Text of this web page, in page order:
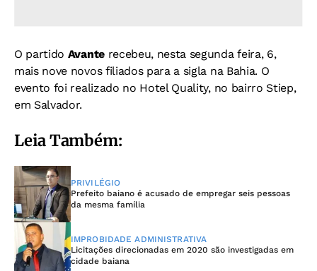
O partido Avante recebeu, nesta segunda feira, 6,
mais nove novos filiados para a sigla na Bahia. O
evento foi realizado no Hotel Quality, no bairro Stiep,
em Salvador.
Leia Também:
PRIVILÉGIO
Prefeito baiano é acusado de empregar seis pessoas
da mesma família
IMPROBIDADE ADMINISTRATIVA
Licitações direcionadas em 2020 são investigadas em
cidade baiana